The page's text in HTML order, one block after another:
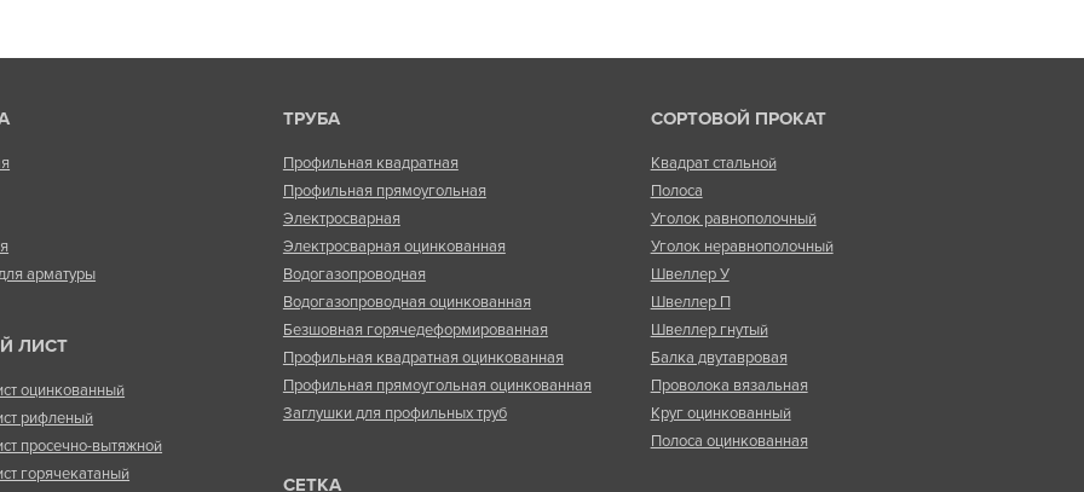
арматуры
ЛИСТ
оцинкованный
рифленый
просечно-вытяжной
горячекатаный
ТРУБА
Профильная квадратная
Профильная прямоугольная
Электросварная
Электросварная оцинкованная
Водогазопроводная
Водогазопроводная оцинкованная
Безшовная горячедеформированная
Профильная квадратная оцинкованная
Профильная прямоугольная оцинкованная
Заглушки для профильных труб
СЕТКА
СОРТОВОЙ ПРОКАТ
Квадрат стальной
Полоса
Уголок равнополочный
Уголок неравнополочный
Швеллер У
Швеллер П
Швеллер гнутый
Балка двутавровая
Проволока вязальная
Круг оцинкованный
Полоса оцинкованная